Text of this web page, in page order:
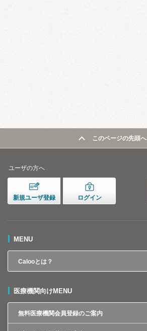
このページの先頭へ
ユーザの方へ
新規ユーザ登録 ログイン
MENU
Calooとは？
医療機関向けMENU
無料医療機関会員登録のご案内